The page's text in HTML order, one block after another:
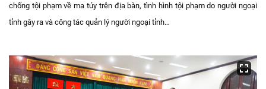
chống tội phạm về ma túy trên địa bàn, tình hình tội phạm do người ngoại
tỉnh gây ra và công tác quản lý người ngoại tỉnh…